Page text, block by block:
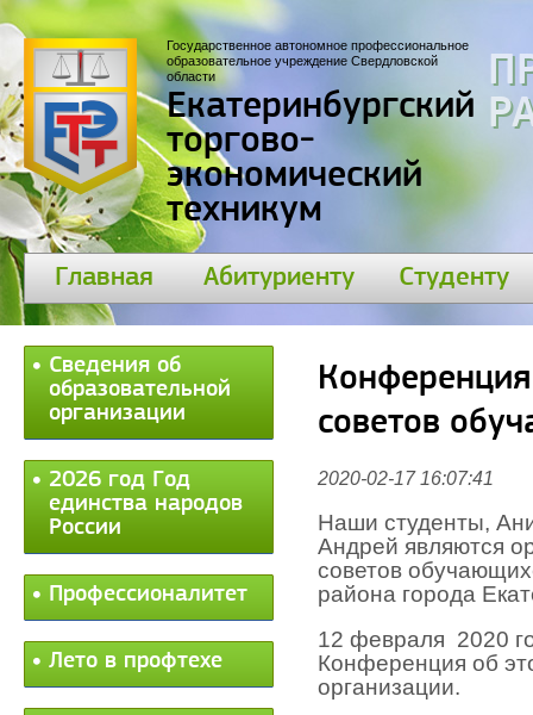
Государственное автономное профессиональное
образовательное учреждение Свердловской
области
Екатеринбургский
торгово-
экономический
техникум
Главная Абитуриенту Студенту
Сведения об
образовательной
организации
2026 год Год
единства народов
России
Профессионалитет
Лето в профтехе
советов
2020-02-17 16:07:41
Наши студенты,
Андрей являются
советов
района города
12 февраля 2020
Конференция об
организации.